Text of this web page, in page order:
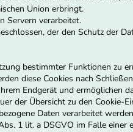
Union erbringt.
Servern verarbeitet.
der den Schutz der
bestimmter Funktionen zu
diese Cookies nach
Endgerät und ermöglichen
der Übersicht zu den
Daten verarbeitet
1 lit. a DSGVO im Falle